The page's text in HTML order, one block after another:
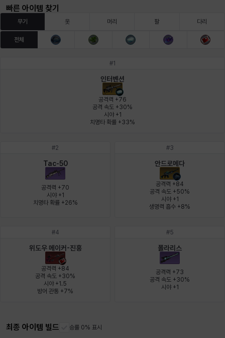
아야 아이솔 아이작 알렉스 알론소 얀
에키온 엘레나
유스티나 유키
이안 재키
캐시
코렐라인 크레이버 타지아
펠릭스 피올로
빠른 아이템 찾기
무기 옷 머리 팔 다리
전체
#1
인터벤션
공격력 +76
공격 속도 +30%
시야 +1
치명타 확률 +33%
#2
Tac-50
공격력 +70
시야 +1
치명타 확률 +26%
#3
안드로메다
공격력 +84
공격 속도 +50%
시야 +1
생명력 흡수 +8%
#4
위도우 메이커-진홍
공격력 +84
공격 속도 +30%
시야 +1.5
방어 관통 +7%
#5
폴라리스
공격력 +73
공격 속도 +30%
시야 +1
최종 아이템 빌드 승률 0% 표시